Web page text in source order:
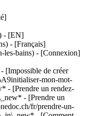
- [EN]
- [Français]
les-bains) - [Connexion]
[Impossible de créer
mon-mot-
- [Prendre un rendez-
- [Prendre un
fr/prendre-un-